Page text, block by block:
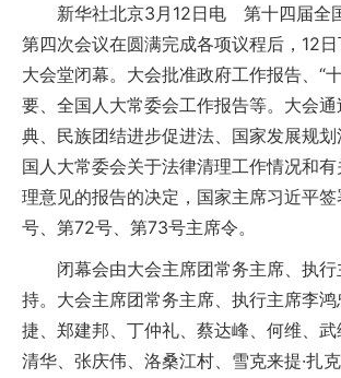
新华社北京3月12日电 第十四届全
第四次会议在圆满完成各项议程后，12
大会堂闭幕。大会批准政府工作报告、“
要、全国人大常委会工作报告等。大会
典、民族团结进步促进法、国家发展规
国人大常委会关于法律清理工作情况和
理意见的报告的决定，国家主席习近平
号、第72号、第73号主席令。
闭幕会由大会主席团常务主席、执行
持。大会主席团常务主席、执行主席李鸿
捷、郑建邦、丁仲礼、蔡达峰、何维、
清华、张庆伟、洛桑江村、雪克来提·扎